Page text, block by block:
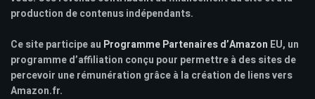
production de contenus indépendants.
Ce site participe au Programme Partenaires d’Amazon EU, un
programme d’affiliation conçu pour permettre à des sites de
percevoir une rémunération grâce à la création de liens vers
Amazon.fr.